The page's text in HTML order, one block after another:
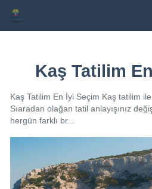
Kaş Tatilim
Kaş Tatilim En İyi Seçim Kaş tatilim ile
Sıaradan olağan tatil anlayışınız
hergün farklı br...